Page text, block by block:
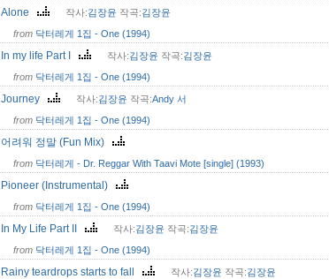
Alone 작사:김장윤 작곡:김장윤
from 닥터레게 1집 - One (1994)
In my life Part I 작사:김장윤 작곡:김장윤
from 닥터레게 1집 - One (1994)
Journey 작사:김장윤 작곡:Andy 서
from 닥터레게 1집 - One (1994)
어려워 정말 (Fun Mix)
from 닥터레게 - Dr. Reggar With Taavi Mote [single] (1993)
Pioneer (Instrumental)
from 닥터레게 1집 - One (1994)
In My Life Part II 작사:김장윤 작곡:김장윤
from 닥터레게 1집 - One (1994)
Rainy teardrops starts to fall 작사:김장윤 작곡:김장윤